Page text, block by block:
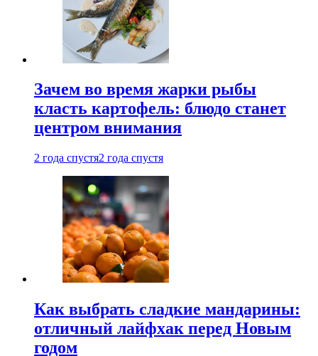
Зачем во время жарки рыбы
класть картофель: блюдо станет
центром внимания
2 года спустя2 года спустя
Как выбрать сладкие мандарины:
отличный лайфхак перед Новым
годом